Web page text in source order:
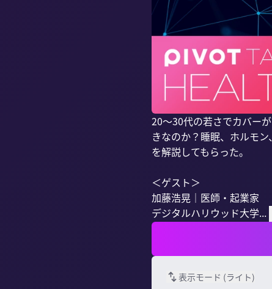
20〜30代の若さでカバー
きなのか？睡眠、ホルモ
を解説してもらった。
＜ゲスト＞
加藤浩晃｜医師・起業家
デジタルハリウッド大学...
表示モード (ライト)